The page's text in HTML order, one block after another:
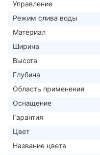
Управление
Режим слива воды
Материал
Ширина
Высота
Глубина
Область применения
Оснащение
Гарантия
Цвет
Название цвета